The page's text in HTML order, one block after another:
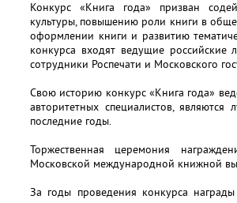
Конкурс «Книга года» призван
культуры, повышению роли книги в
оформлении книги и развитию
конкурса входят ведущие российские
сотрудники Роспечати и Московского
Свою историю конкурс «Книга года»
авторитетных специалистов,
последние годы.
Торжественная церемония
Московской международной книжной
За годы проведения конкурса